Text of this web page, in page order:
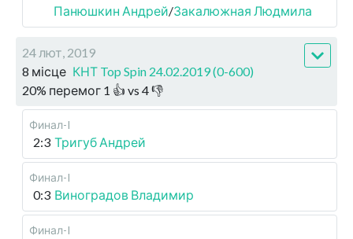
Панюшкин Андрей/Закалюжная Людмила
24 лют, 2019
8 місце КНТ Top Spin 24.02.2019 (0-600)
20% перемог 1 👍 vs 4👎
Финал-I
2:3 Тригуб Андрей
Финал-I
0:3 Виноградов Владимир
Финал-I